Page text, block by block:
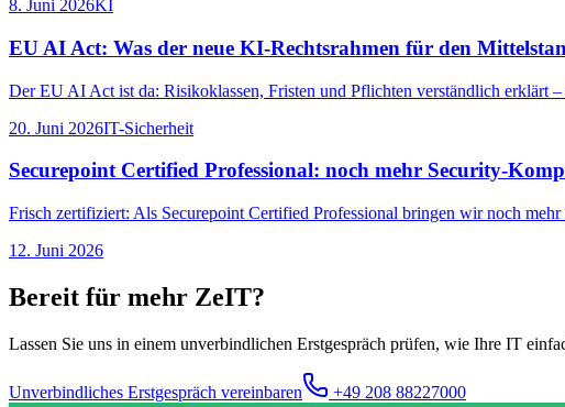
8. Juni 2026KI
EU AI Act: Was der neue KI-Rechtsrahmen für den
Der EU AI Act ist da: Risikoklassen, Fristen und Pflichten verständlich erklärt
20. Juni 2026IT-Sicherheit
Securepoint Certified Professional: noch mehr Security-
Frisch zertifiziert: Als Securepoint Certified Professional bringen wir noch
12. Juni 2026
Bereit für mehr ZeIT?
Lassen Sie uns in einem unverbindlichen Erstgespräch prüfen, wie Ihre IT
Unverbindliches Erstgespräch vereinbaren +49 208 88227000